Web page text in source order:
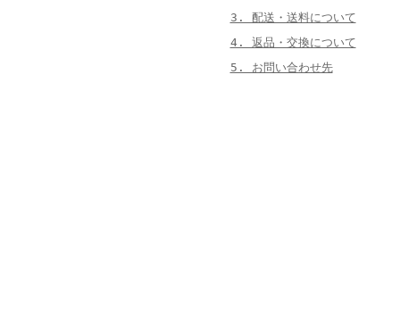
3. 配送・送料について
4. 返品・交換について
5. お問い合わせ先